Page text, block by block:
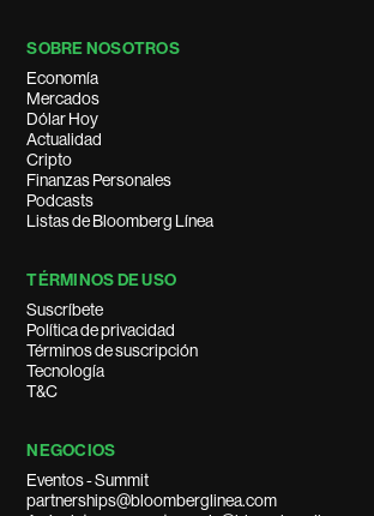
SOBRE NOSOTROS
Economía
Mercados
Dólar Hoy
Actualidad
Cripto
Finanzas Personales
Podcasts
Listas de Bloomberg Línea
TÉRMINOS DE USO
Suscríbete
Política de privacidad
Términos de suscripción
Tecnología
T&C
NEGOCIOS
Eventos - Summit
partnerships@bloomberglinea.com